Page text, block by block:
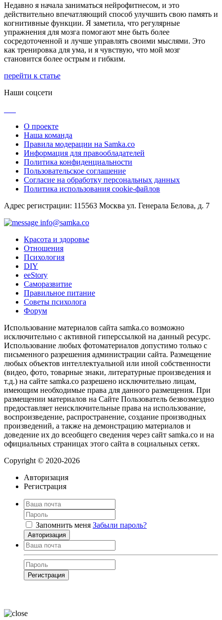
Недавно я начала заниматься нейрофитнесом, и это
действительно впечатляющий способ улучшить свою память и
когнитивные функции. Я заметила, что регулярные
упражнения для мозга помогают мне быть более
сосредоточенной и лучше управлять своими мыслями. Это
как тренировка для ума, и я чувствую, что мой мозг
становится более острым и гибким.
перейти к статье
Наши соцсети
О проекте
Наша команда
Правила модерации на Samka.co
Информация для правообладателей
Политика конфиденциальности
Пользовательское соглашение
Согласие на обработку персональных данных
Политика использования cookie-файлов
Адрес регистрации: 115563 Москва ул. Генерала Белова, д. 7
info@samka.co
Красота и здоровье
Отношения
Психология
DIY
ееStory
Саморазвитие
Правильное питание
Советы психолога
Форум
Использование материалов сайта samka.co возможно
исключительно с активной гиперссылкой на данный ресурс.
Использование любых фотоматериалов допустимо только с
письменного разрешения администрации сайта. Размещение
любых объектов интеллектуальной или иной собственности
(видео, фото, товарные знаки, литературные произведения и
т.д.) на сайте samka.co разрешено исключительно лицам,
имеющим необходимые права для данного размещения. При
размещении материалов на Сайте Пользователь безвозмездно
предоставляет неисключительные права на использование,
воспроизведение, распространение, создание производных
произведений, а также на демонстрацию материалов и
доведение их до всеобщего сведения через сайт samka.co и на
официальных страницах этого сайта в социальных сетях.
Copyright © 2020-2026
Авторизация
Регистрация
Запомнить меня Забыли пароль?
Авторизация
Регистрация